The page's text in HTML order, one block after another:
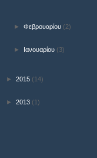
►Φεβρουαρίου (2)
► Ιανουαρίου (3)
► 2015 (14)
► 2013 (1)